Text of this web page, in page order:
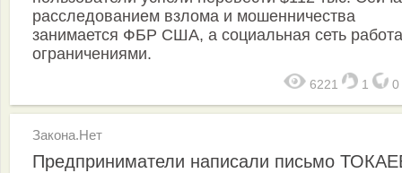
расследованием взлома и мошенничества
занимается ФБР США, а социальная сеть
ограничениями.
6221 1 0
Закона.Нет
Предприниматели написали письмо